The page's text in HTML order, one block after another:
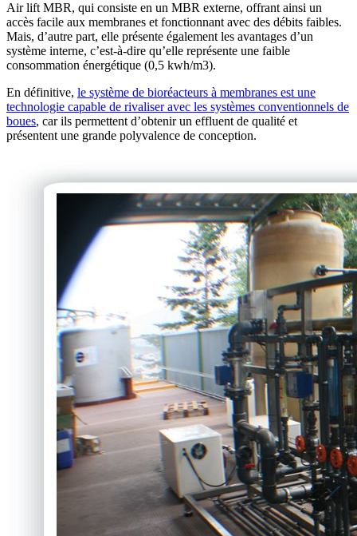
Air lift MBR, qui consiste en un MBR externe, offrant ainsi un
accès facile aux membranes et fonctionnant avec des débits faibles.
Mais, d’autre part, elle présente également les avantages d’un
système interne, c’est-à-dire qu’elle représente une faible
consommation énergétique (0,5 kwh/m3).
En définitive, le système de bioréacteurs à membranes est une
technologie capable de rivaliser avec les systèmes conventionnels de
boues, car ils permettent d’obtenir un effluent de qualité et
présentent une grande polyvalence de conception.